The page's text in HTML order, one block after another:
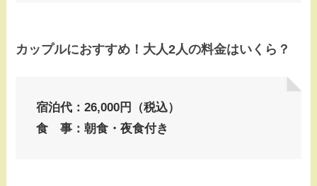
カップルにおすすめ！大人2人の料金はいくら？
宿泊代：26,000円（税込）
食 事：朝食・夜食付き